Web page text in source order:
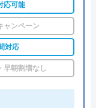
on
）
由
水まわり修理サ
局指定工事店の
。
で対応エリアを
応可能
ャンペーン
対応
早朝割増なし